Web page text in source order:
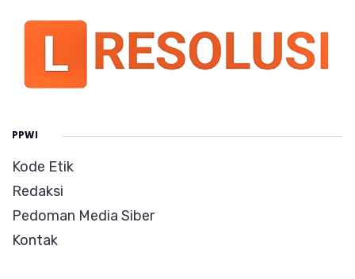
PPWI
Kode Etik
Redaksi
Pedoman Media Siber
Kontak